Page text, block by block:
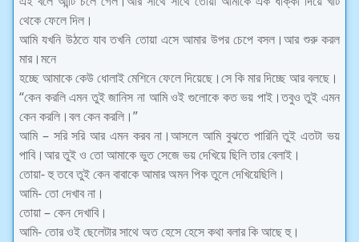
থেকে ফেলে দিল।
আমি যখনি উঠতে যাব তখনি তোয়া এসে আমার উপর চেপে বসল।আর শুরু করল
মার।মনে
হচ্ছে আমাকে কেউ ধোলাই মেশিনে ফেলে দিয়েছে।সে কি মার দিচ্ছে আর বলছে।
“কেন করলি এমন তুই জানিস না আমি ওই গুলোকে কত ভয় পাই।তবুও তুই এমন
কেন করলি।বল কেন করলি।”
আমি – সরি সরি আর এমন করব না।আসলে আমি বুঝতে পারিনি তুই এতটা ভয়
পাবি।আর তুই ও তো আমাকে ভুত সেজে ভয় দেখিয়ে ছিলি তার বেলাই।
তোয়া- হু তবে তুই কেন বাবাকে আমার অমন পিক তুলে দেখিয়েছিলি।
আমি- তো দেখাব না।
তোয়া – কেন দেখাবি।
আমি- তোর ওই ছেলেটার সাথে অত হেসে হেসে কথা বলার কি আছে হু।